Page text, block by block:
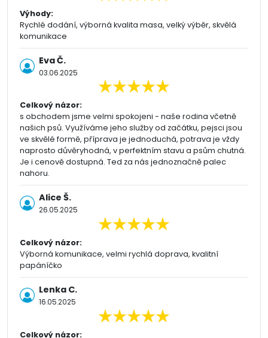
Výhody:
Rychlé dodání, výborná kvalita masa, velký výběr, skvělá
komunikace
Eva Č.
03.06.2025
Celkový názor:
s obchodem jsme velmi spokojeni - naše rodina včetně
našich psů. Využíváme jeho služby od začátku, pejsci jsou
ve skvělé formě, příprava je jednoduchá, potrava je vždy
naprosto důvěryhodná, v perfektním stavu a psům chutná.
Je i cenově dostupná. Ted za nás jednoznačně palec
nahoru.
Alice Š.
26.05.2025
Celkový názor:
Výborná komunikace, velmi rychlá doprava, kvalitní
papáníčko
Lenka C.
16.05.2025
Celkový názor: